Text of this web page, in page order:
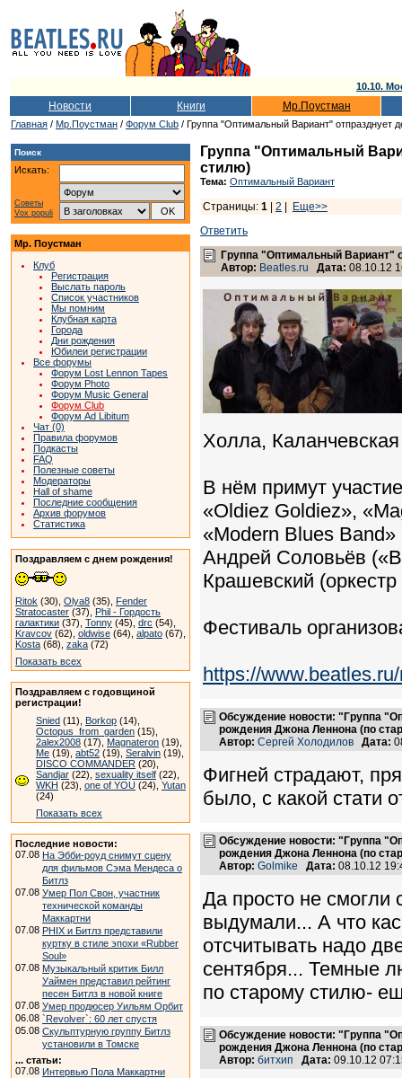
10.10.
Новости Книги Мр.Поустман
Главная / Мр.Поустман / Форум Club / Группа "Оптимальный Вариант" отпразднует
Поиск
Искать:
Советы
Vox populi
Мр. Поустман
Клуб
Регистрация
Выслать пароль
Список участников
Мы помним
Клубная карта
Города
Дни рождения
Юбилеи регистрации
Все форумы
Форум Lost Lennon Tapes
Форум Photo
Форум Music General
Форум Club
Форум Ad Libitum
Чат (0)
Правила форумов
Подкасты
FAQ
Полезные советы
Модераторы
Hall of shame
Последние сообщения
Архив форумов
Статистика
Поздравляем с днем рождения!
Ritok (30), Olya8 (35), Fender
Stratocaster (37), Phil - Гордость
галактики (37), Tonny (45), drc (54),
Kravcov (62), oldwise (64), alpato (67),
Kosta (68), zaka (72)
Показать всех
Поздравляем с годовщиной
регистрации!
Snied (11), Borkop (14),
Octopus_from_garden (15),
2alex2008 (17), Magnateron (19),
Me (19), abt52 (19), Seralvin (19),
DISCO COMMANDER (20),
Sandjar (22), sexuality itself (22),
WKH (23), one of YOU (24), Yutan
(24)
Показать всех
Последние новости:
07.08 На Эбби-роуд снимут сцену
для фильмов Сэма Мендеса о
Битлз
07.08 Умер Пол Свон, участник
технической команды
Маккартни
07.08 PHIX и Битлз представили
куртку в стиле эпохи «Rubber
Soul»
07.08 Музыкальный критик Билл
Уаймен представил рейтинг
песен Битлз в новой книге
07.08 Умер продюсер Уильям Орбит
06.08 `Revolver`: 60 лет спустя
05.08 Скульптурную группу Битлз
установили в Томске
... статьи:
07.08 Интервью Пола Маккартни
Группа "Оптимальный
стилю)
Тема: Оптимальный Вариант
Страницы: 1 2
Еще>>
Ответить
Группа "Оптимальный Вариант"
Автор: Beatles.ru Дата: 08.10.12
Холла,
В нём примут
«Oldiez Goldiez»,
«Modern Blues
Андрей Соловьёв
Крашевский
Фестиваль
https://
Обсуждение новости: "Группа
рождения Джона Леннона (по
Автор: Сергей Холодилов Дата:
Фигней страдают,
было, с какой стати
Обсуждение новости: "Группа
рождения Джона Леннона (по
Автор: Golmike Дата: 08.10.12
Да просто не смогли
выдумали... А что
отсчитывать надо
сентября... Темные
по старому стилю-
Обсуждение новости: "Группа
рождения Джона Леннона (по
Автор: битхип Дата: 09.10.12